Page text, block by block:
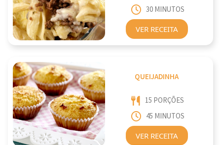
30 MINUTOS
VER RECEITA
QUEIJADINHA
15 PORÇÕES
45 MINUTOS
VER RECEITA